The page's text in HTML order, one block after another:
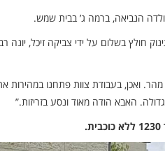
חולץ בשלום על ידי צביקה זיכל, יונה
ואכן, בעבודת צוות פתחנו
האבא הודה מאוד ונסע בזריזות.”